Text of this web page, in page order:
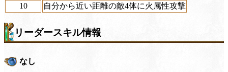
10
自分から近い距離の敵4体に火属性攻撃
リーダースキル情報
なし